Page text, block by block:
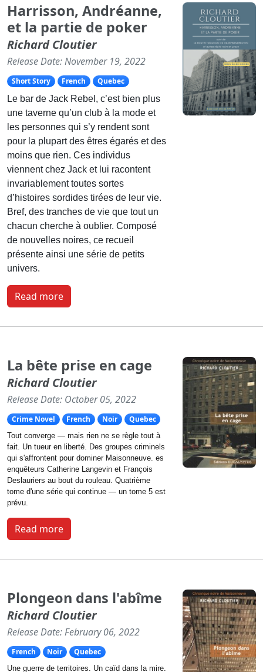
Harrisson, Andréanne,
et la partie de poker
Richard Cloutier
Release Date: November 19, 2022
Short Story French
Quebec
Le bar de Jack Rebel, c’est bien plus
une taverne qu’un club à la mode et
les personnes qui s’y rendent sont
pour la plupart des êtres égarés et des
moins que rien. Ces individus
viennent chez Jack et lui racontent
invariablement toutes sortes
d’histoires sordides tirées de leur vie.
Bref, des tranches de vie que tout un
chacun cherche à oublier. Composé
de nouvelles noires, ce recueil
présente ainsi une série de petits
univers.
Read more
La bête prise en cage
Richard Cloutier
Release Date: October 05, 2022
Crime Novel French Noir Quebec
Tout converge — mais rien ne se règle tout à
fait. Un tueur en liberté. Des groupes criminels
qui s'affrontent pour dominer Maisonneuve. es
enquêteurs Catherine Langevin et François
Deslauriers au bout du rouleau. Quatrième
tome d'une série qui continue — un tome 5 est
prévu.
Read more
Plongeon dans l'abîme
Richard Cloutier
Release Date: February 06, 2022
French Noir Quebec
Une guerre de territoires. Un caïd dans la mire.